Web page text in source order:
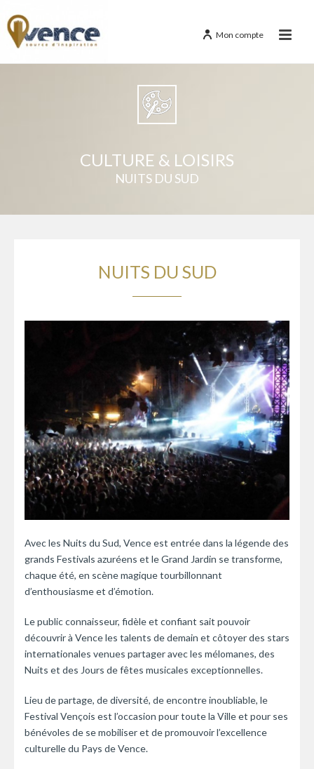
Mon compte
CULTURE & LOISIRS
NUITS DU SUD
NUITS DU SUD
Avec les Nuits du Sud, Vence est entrée dans la légende des
grands Festivals azuréens et le Grand Jardin se transforme,
chaque été, en scène magique tourbillonnant
d’enthousiasme et d’émotion.
Le public connaisseur, fidèle et confiant sait pouvoir
découvrir à Vence les talents de demain et côtoyer des stars
internationales venues partager avec les mélomanes, des
Nuits et des Jours de fêtes musicales exceptionnelles.
Lieu de partage, de diversité, de encontre inoubliable, le
Festival Vençois est l’occasion pour toute la Ville et pour ses
bénévoles de se mobiliser et de promouvoir l’excellence
culturelle du Pays de Vence.